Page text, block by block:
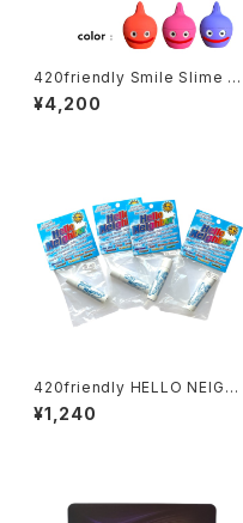
420friendly Smile Slime H
erb Grinder (4層構造）グライ
ンダー
¥4,200
420friendly HELLO NEIGH
BOR 携帯エアフレッシュナー／
ポータブル消臭スティック（全6
¥1,240